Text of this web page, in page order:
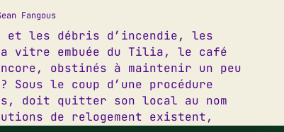
Design graphique: Jeanne Triboul
Développement web: Thomas Virzi
Fangous
et les débris d’incendie, les
vitre embuée du Tilia, le café
obstinés à maintenir un peu
le coup d’une procédure
doit quitter son local au nom
de relogement existent,